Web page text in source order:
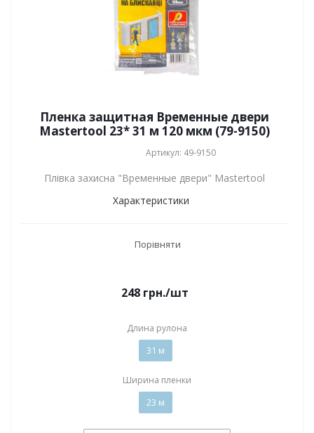
Пленка защитная Временные двери
Mastertool 23* 31 м 120 мкм (79-9150)
Артикул: 49-9150
Плівка захисна "Временные двери" Mastertool
Характеристики
Порівняти
248грн./шт
Длина рулона
31 м
Ширина пленки
23 м